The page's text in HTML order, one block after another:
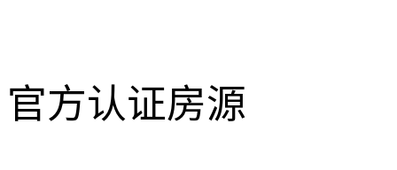
官方认证房源